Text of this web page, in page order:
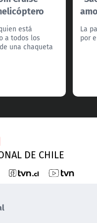
está
a todos los
una chaqueta
La
por
DE CHILE